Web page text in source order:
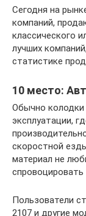
Сегодня на
компаний,
классического
лучших
статистике
10 место:
Обычно колодки
эксплуатации,
скоростной
материал не
Пользователи
2107 и другие